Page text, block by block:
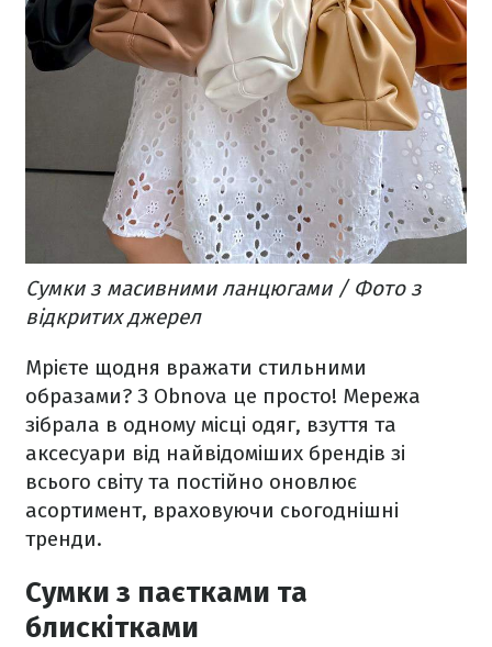
Сумки з масивними ланцюгами / Фото з
відкритих джерел
Мрієте щодня вражати стильними
образами? З Obnova це просто! Мережа
зібрала в одному місці одяг, взуття та
аксесуари від найвідоміших брендів зі
всього світу та постійно оновлює
асортимент, враховуючи сьогоднішні
тренди.
Сумки з паєтками та
блискітками